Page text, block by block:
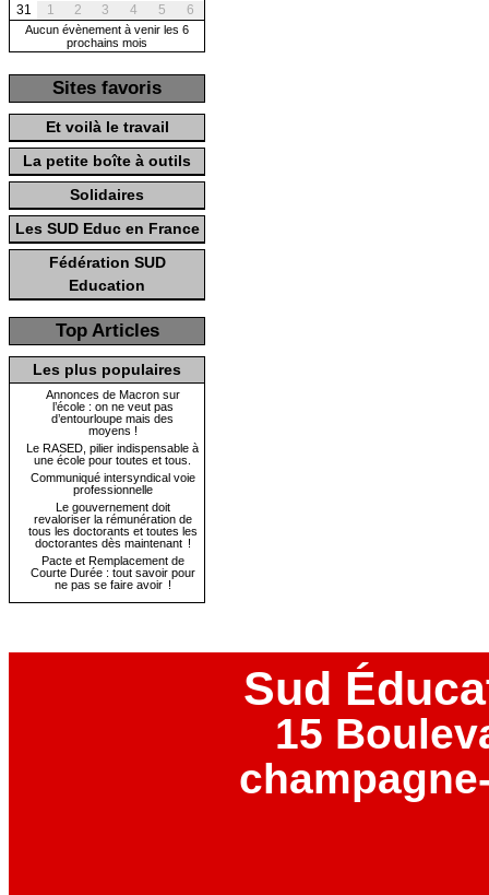
31
1 2 3 4 5 6
Aucun évènement à venir les 6
prochains mois
Sites favoris
Et voilà le travail
La petite boîte à outils
Solidaires
Les SUD Educ en France
Fédération SUD
Education
Top Articles
Les plus populaires
Annonces de Macron sur
l’école : on ne veut pas
d’entourloupe mais des
moyens !
Le RASED, pilier indispensable à
une école pour toutes et tous.
Communiqué intersyndical voie
professionnelle
Le gouvernement doit
revaloriser la rémunération de
tous les doctorants et toutes les
doctorantes dès maintenant !
Pacte et Remplacement de
Courte Durée : tout savoir pour
ne pas se faire avoir !
Sud
15